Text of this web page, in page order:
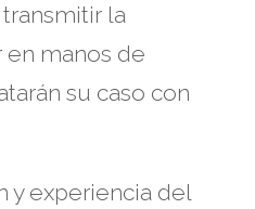
la
manos de
su caso con
y experiencia del